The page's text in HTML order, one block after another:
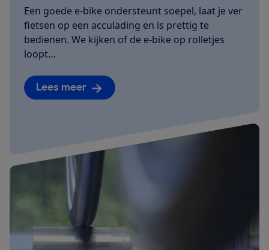
Een goede e-bike ondersteunt soepel, laat je ver
fietsen op een acculading en is prettig te
bedienen. We kijken of de e-bike op rolletjes
loopt…
Lees meer